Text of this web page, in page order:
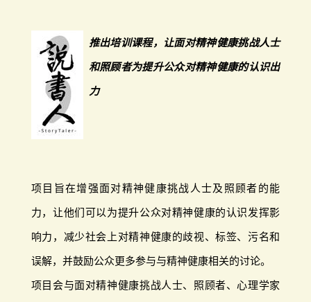
推出培训课程，让面对精神健康挑战人士
和照顾者为提升公众对精神健康的认识出
力
项目旨在增强面对精神健康挑战人士及照顾者的能
力，让他们可以为提升公众对精神健康的认识发挥影
响力，减少社会上对精神健康的歧视、标签、污名和
误解，并鼓励公众更多参与与精神健康相关的讨论。
项目会与面对精神健康挑战人士、照顾者、心理学家